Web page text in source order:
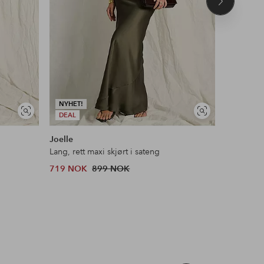
Vis
lignende
NYHET!
DEAL
Vis
lignende
Joelle
Lang, rett maxi skjørt i sateng
719 NOK 899 NOK
Neste